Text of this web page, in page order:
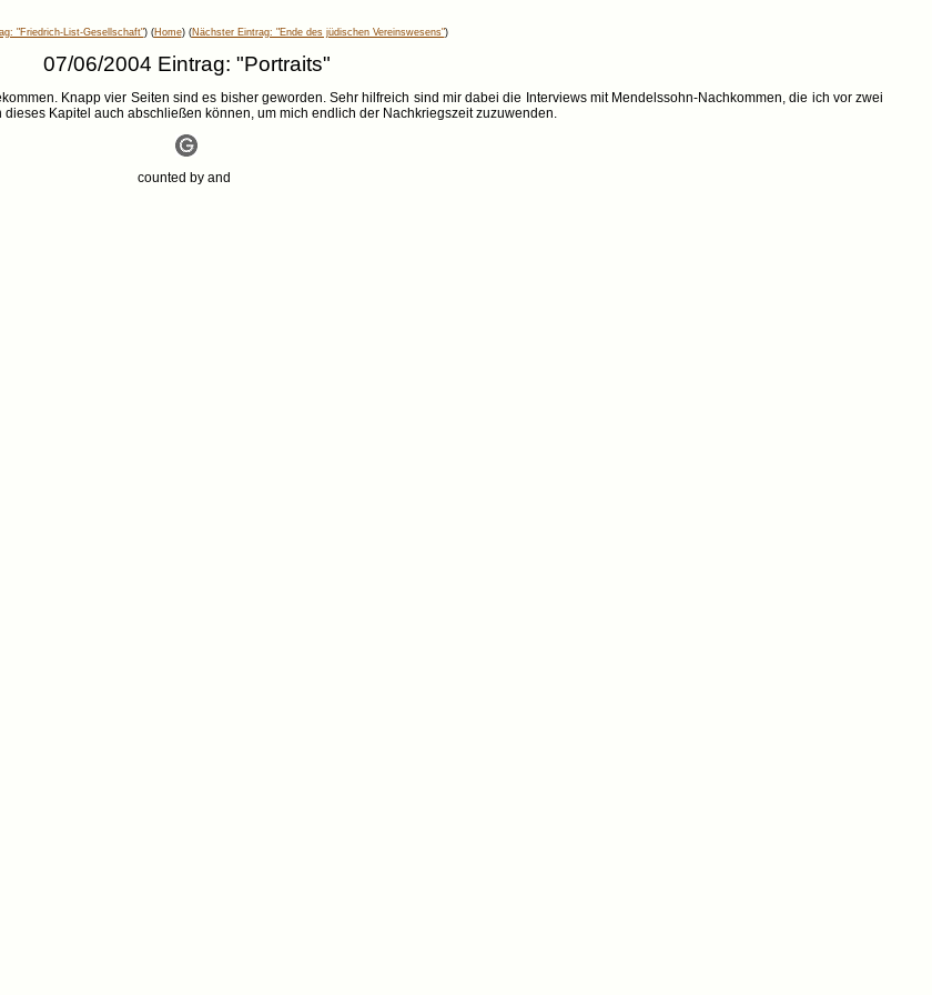
"Friedrich-List-Gesellschaft") (Home) (Nächster Eintrag: "Ende des jüdischen Vereinswesens")
07/06/2004 Eintrag: "Portraits"
Knapp vier Seiten sind es bisher geworden. Sehr hilfreich sind mir dabei die Interviews mit Mendelssohn-Nachkommen, die ich vor zwei
Kapitel auch abschließen können, um mich endlich der Nachkriegszeit zuzuwenden.
counted by and